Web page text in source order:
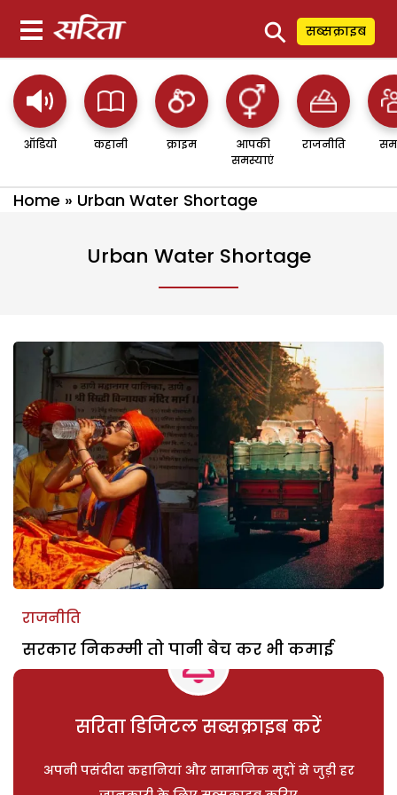
⚲ सब्सक्राइब
ऑडियो कहानी क्राइम
आपकी
समस्याएं
राजनीति
Home » Urban Water Shortage
Urban Water Shortage
राजनीति
सरकार निकम्मी तो पानी बेच कर भी कमाई
सरिता डिजिटल सब्सक्राइब करें
अपनी पसंदीदा कहानियां और सामाजिक मुद्दों से जुड़ी हर